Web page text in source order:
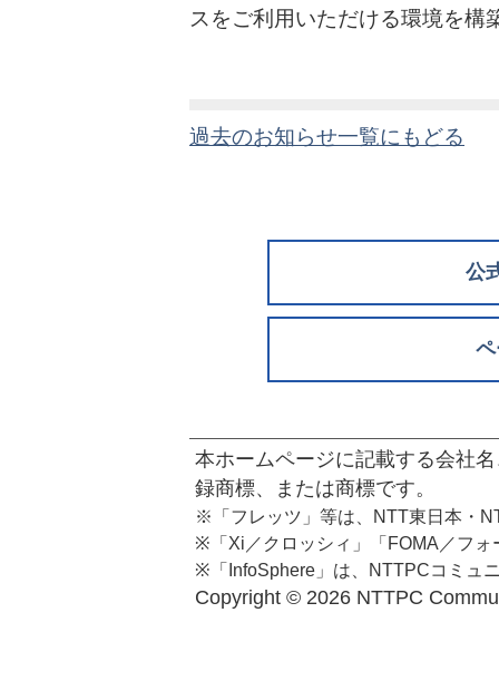
スをご利用いただける環境を構
過去のお知らせ一覧にもどる
公
本ホームページに記載する会社
録商標、または商標です。
※「フレッツ」等は、NTT東日本・
※「Xi／クロッシィ」「FOMA／フ
※「InfoSphere」は、NTTPCコミュ
Copyright © 2026 NTTPC